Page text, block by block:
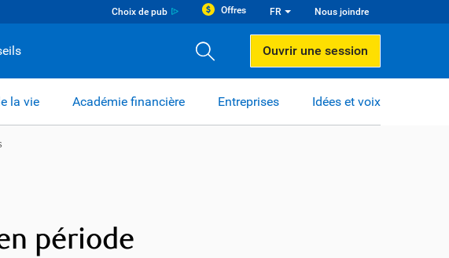
Choix de pub Offres FR Nous joindre
Ouvrir une session
la vie Académie financière Entreprises Idées et voix
période